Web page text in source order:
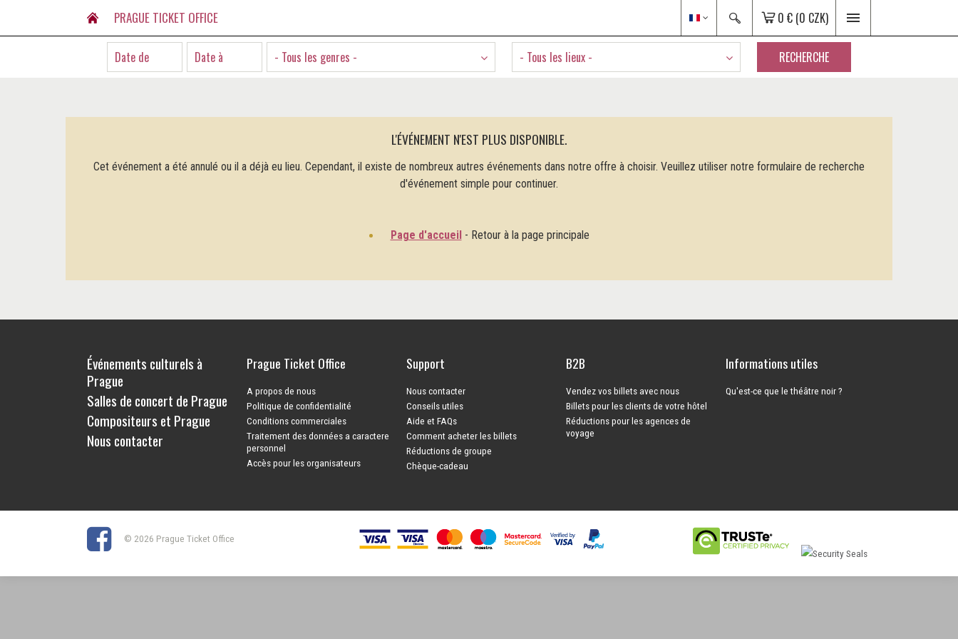
PRAGUE TICKET OFFICE 0 € (0 CZK)
- Tous les genres - - Tous les lieux - RECHERCHE
L'ÉVÉNEMENT N'EST PLUS DISPONIBLE.
Cet événement a été annulé ou il a déjà eu lieu. Cependant, il existe de nombreux autres événements dans notre offre à choisir. Veuillez utiliser notre formulaire de recherche
d'événement simple pour continuer.
Page d'accueil- Retour à la page principale
Événements culturels à
Prague
Salles de concert de Prague
Compositeurs et Prague
Nous contacter
Prague Ticket Office
A propos de nous
Politique de confidentialité
Conditions commerciales
Traitement des données a caractere
personnel
Accès pour les organisateurs
Support
Nous contacter
Conseils utiles
Aide et FAQs
Comment acheter les billets
Réductions de groupe
Chèque-cadeau
B2B
Vendez vos billets avec nous
Billets pour les clients de votre hôtel
Réductions pour les agences de
voyage
Informations utiles
Qu'est-ce que le théâtre noir ?
© 2026 Prague Ticket Office